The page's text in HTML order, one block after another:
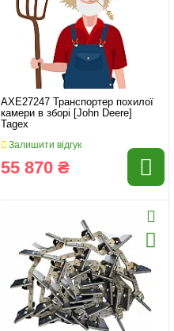
AXE27247 Транспортер похилої
камери в зборі [John Deere]
Tagex
Залишити відгук
55 870 ₴